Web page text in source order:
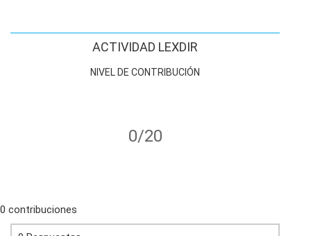
ACTIVIDAD LEXDIR
NIVEL DE CONTRIBUCIÓN
0/20
0 contribuciones